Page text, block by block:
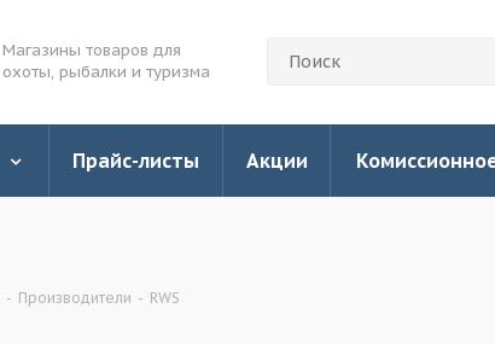
Магазины товаров для
охоты, рыбалки и туризма
Прайс-листы Акции
- Производители - RWS